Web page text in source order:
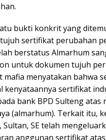
bukti konkrit yang
sertifikat perubahan
berstatus Almarhum
untuk dokumen tujuh
mafia menyatakan bahwa
kenyataannya sertifikat
bank BPD Sulteng atas
(almarhum). Terkait itu,
Sultan, SE telah
anggunan sertifikat